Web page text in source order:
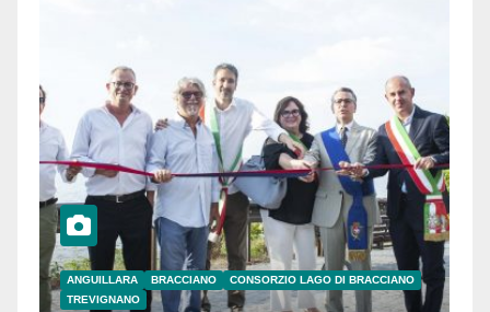
ANGUILLARA BRACCIANO
CONSORZIO LAGO DI BRACCIANO
TREVIGNANO